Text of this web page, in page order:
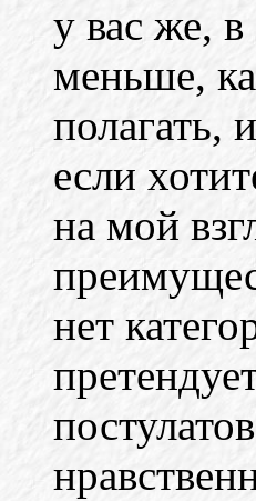
у вас же,
меньше,
полагать,
если
на мой
нет